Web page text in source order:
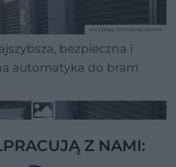
bezpieczna i
automatyka do bram
MATERIAŁ SPONSOROWANY
Z NAMI: